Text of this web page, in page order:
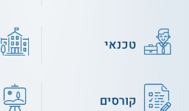
טכנאי
קורסים